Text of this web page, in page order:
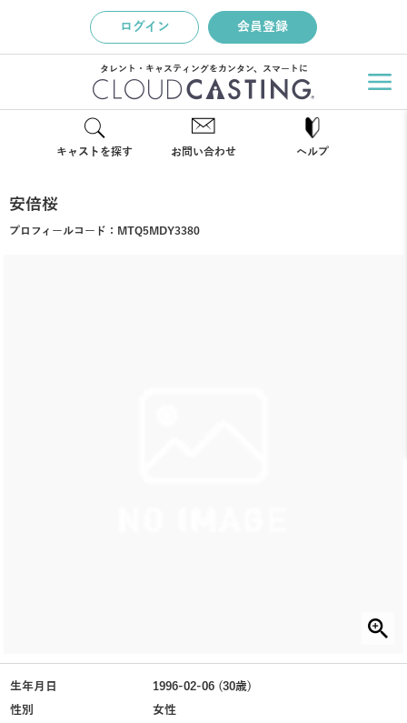
ログイン 会員登録
タレント・キャスティングをカンタン、スマートに
キャストを探す お問い合わせ ヘルプ
安倍桜
プロフィールコード： MTQ5MDY3380
生年月日
1996-02-06 (30歳)
性別
女性